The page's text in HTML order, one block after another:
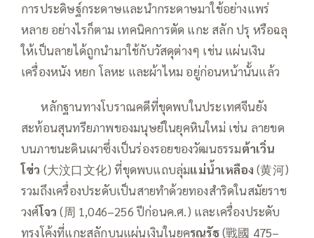
การประดิษฐ์กระดาษและนำกระดาษมาใช้อย่างแพร่
หลาย อย่างไรก็ตาม เทคนิคการตัด แกะ สลัก ปรุ หรือฉลุ
ให้เป็นลายได้ถูกนำมาใช้กับวัสดุต่างๆ เช่น แผ่นเงิน
เครื่องหนัง หยก โลหะ และผ้าไหม อยู่ก่อนหน้านั้นแล้ว
——หลักฐานทางโบราณคดีที่ขุดพบในประเทศจีนยัง
สะท้อนสุนทรียภาพของมนุษย์ในยุคหินใหม่ เช่น ลายขด
บนภาชนะดินเผาซึ่งเป็นร่องรอยของวัฒนธรรมต้าเวิ่น
โข่ว (大汶口文化) ที่ขุดพบแถบลุ่มแม่น้ำเหลือง(黄河)
รวมถึงเครื่องประดับเป็นสายทำด้วยทองสำริดในสมัยราช
วงศ์โจว (周 1,046–256 ปีก่อนค.ศ.) และเครื่องประดับ
ทรงโค้งที่แกะสลักบนแผ่นเงินในยุครณรัฐ(戰國 475–